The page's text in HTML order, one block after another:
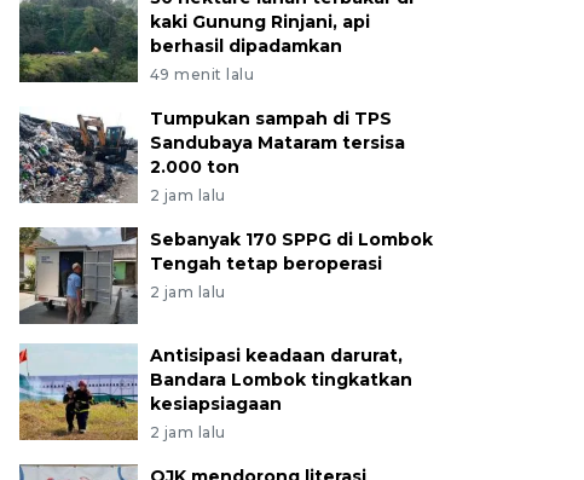
kaki Gunung Rinjani, api
berhasil dipadamkan
49 menit lalu
Tumpukan sampah di TPS
Sandubaya Mataram tersisa
2.000 ton
2 jam lalu
Sebanyak 170 SPPG di Lombok
Tengah tetap beroperasi
2 jam lalu
Antisipasi keadaan darurat,
Bandara Lombok tingkatkan
kesiapsiagaan
2 jam lalu